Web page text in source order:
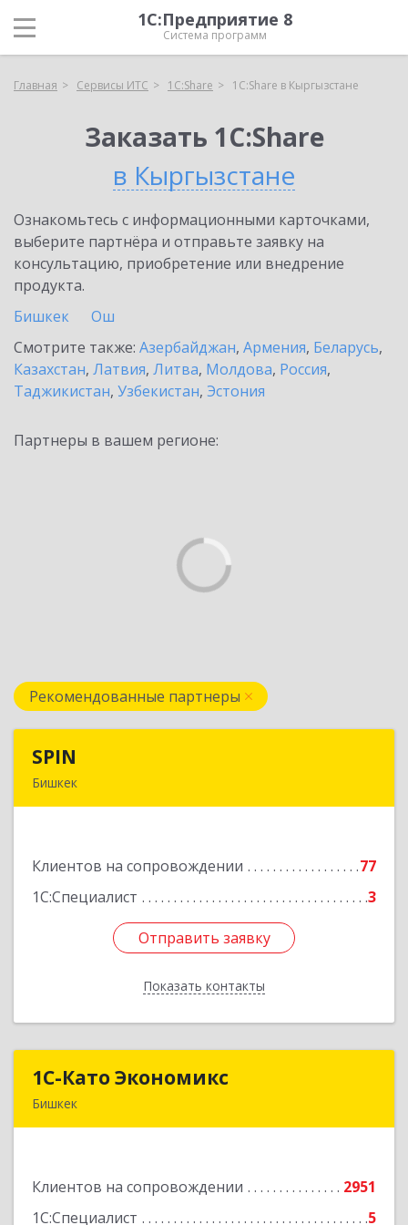
1С:Предприятие 8
Система программ
Главная Сервисы ИТС 1С:Share 1С:Share в Кыргызстане
Заказать 1С:Share
в Кыргызстане
Ознакомьтесь с информационными карточками,
выберите партнёра и отправьте заявку на
консультацию, приобретение или внедрение
продукта.
Бишкек
Ош
Смотрите также: Азербайджан, Армения, Беларусь,
Казахстан, Латвия, Литва, Молдова, Россия,
Таджикистан, Узбекистан, Эстония
Партнеры в вашем регионе:
Рекомендованные партнеры
SPIN
Бишкек
Клиентов на сопровождении
77
1С:Специалист
3
Отправить заявку
Показать контакты
Подробнее
Отправить заявку
Назад
1С-Като Экономикс
Бишкек
Клиентов на сопровождении
2951
1С:Специалист
5
1С-Като Экономикс
Подробнее